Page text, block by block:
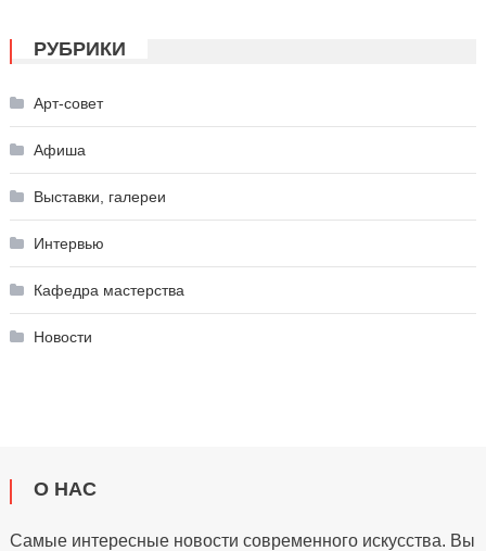
РУБРИКИ
Арт-совет
Афиша
Выставки, галереи
Интервью
Кафедра мастерства
Новости
О НАС
Самые интересные новости современного искусства. Вы